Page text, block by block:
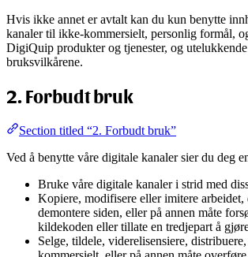
Hvis ikke annet er avtalt kan du kun benytte
kanaler til ikke-kommersielt, personlig formål,
DigiQuip produkter og tjenester, og
bruksvilkårene.
2. Forbudt bruk
Section titled “2. Forbudt bruk”
Ved å benytte våre digitale kanaler sier du deg
Bruke våre digitale kanaler i strid med
Kopiere, modifisere eller imitere arbeidet,
demontere siden, eller på annen måte
kildekoden eller tillate en tredjepart å
Selge, tildele, viderelisensiere,